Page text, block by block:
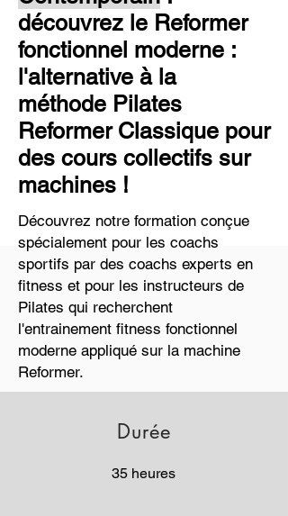
découvrez le Reformer
fonctionnel moderne :
l'alternative à la
méthode Pilates
Reformer Classique pour
des cours collectifs sur
machines !
Découvrez notre formation conçue
spécialement pour les coachs
sportifs par des coachs experts en
fitness et pour les instructeurs de
Pilates qui recherchent
l'entrainement fitness fonctionnel
moderne appliqué sur la machine
Reformer.
Durée
35 heures